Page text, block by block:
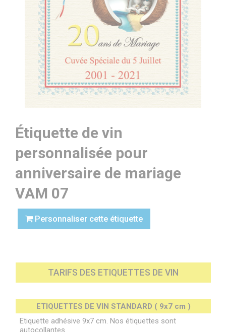
Étiquette de vin
personnalisée pour
anniversaire de mariage
VAM 07
Personnaliser cette étiquette
TARIFS DES ETIQUETTES DE VIN
ETIQUETTES DE VIN STANDARD ( 9x7 cm )
Etiquette adhésive 9x7 cm. Nos étiquettes sont
autocollantes.